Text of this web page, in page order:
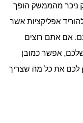
ניכר מהממשק הופך
להוריד אפליקציות אשר
אם אתם רוצים
אפשר כמובן
לכם את כל מה שצריך